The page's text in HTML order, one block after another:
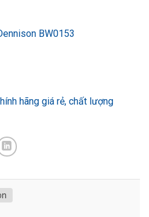
BW0153
hãng giá rẻ, chất lượng